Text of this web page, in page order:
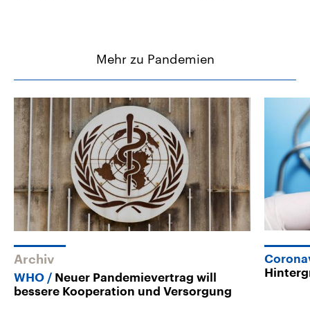
Mehr zu Pandemien
Archiv
WHO
Neuer Pandemievertrag will
bessere Kooperation und Versorgung